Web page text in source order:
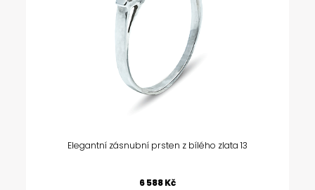
Elegantní zásnubní prsten z bílého zlata 13
6 588 Kč